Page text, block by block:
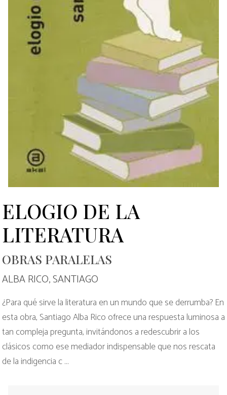
ELOGIO DE LA
LITERATURA
OBRAS PARALELAS
ALBA RICO, SANTIAGO
¿Para qué sirve la literatura en un mundo que se derrumba? En
esta obra, Santiago Alba Rico ofrece una respuesta luminosa a
tan compleja pregunta, invitándonos a redescubrir a los
clásicos como ese mediador indispensable que nos rescata
de la indigencia c ...